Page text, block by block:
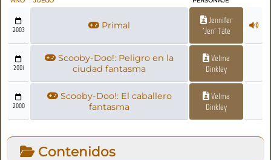
2003 Primal
Jennifer
'Jen' Tate
2001
Scooby-Doo!: Peligro en la
ciudad fantasma
Velma
Dinkley
2000
Scooby-Doo!: El caballero
fantasma
Velma
Dinkley
Contenidos